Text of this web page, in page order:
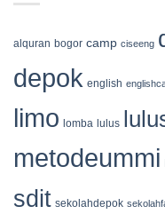
dan
535
Qurban
Tersalurkan
alquran bogor camp ciseeng
depok english
limo lomba lulus
metodeummi
sdit sekolahdepok